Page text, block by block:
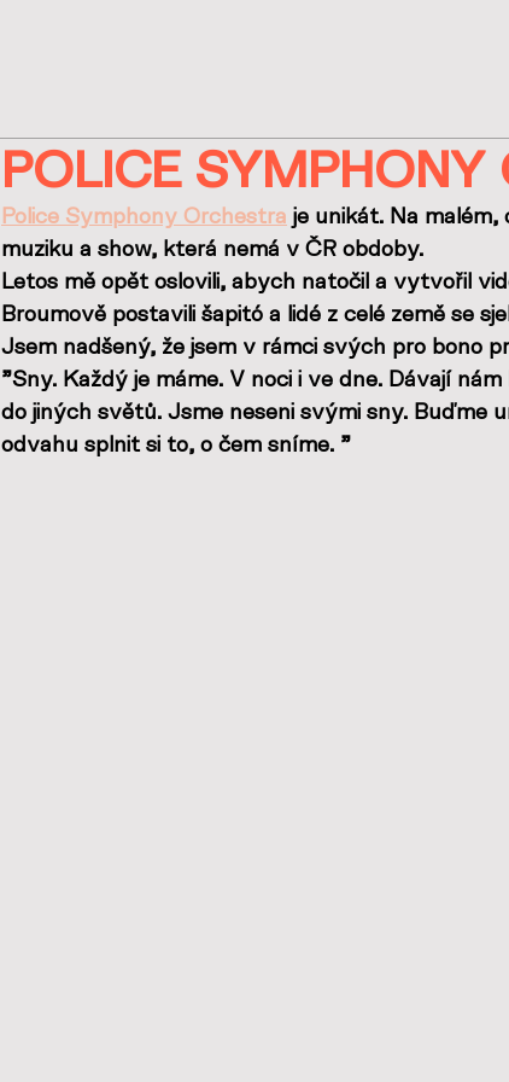
POLICE SYMPHONY
Police Symphony Orchestra je unikát. Na
muziku a show, která nemá v ČR obdoby.
Letos mě opět oslovili, abych natočil a vytvořil
Broumově postavili šapitó a lidé z celé země se
Jsem nadšený, že jsem v rámci svých pro bono
"Sny. Každý je máme. V noci i ve dne. Dávají
do jiných světů. Jsme neseni svými sny. Buďme
odvahu splnit si to, o čem sníme. "